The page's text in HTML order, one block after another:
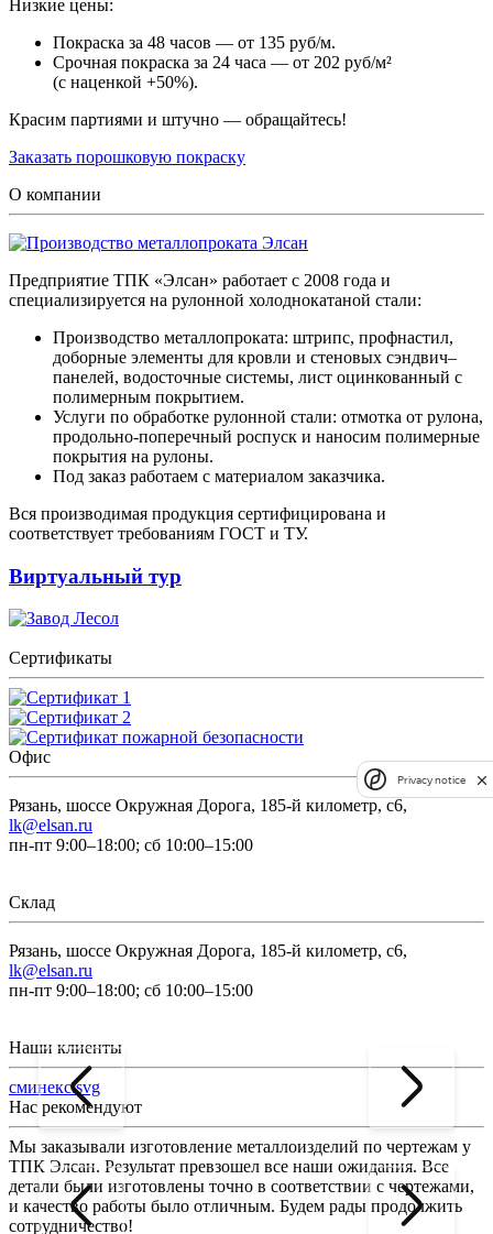
Низкие цены:
Покраска за 48 часов — от 135 руб/м.
Срочная покраска за 24 часа — от 202 руб/м²
(с наценкой +50%).
Красим партиями и штучно — обращайтесь!
Заказать порошковую покраску
О компании
Предприятие ТПК «Элсан» работает с 2008 года и
специализируется на рулонной холоднокатаной стали:
Производство металлопроката: штрипс, профнастил,
доборные элементы для кровли и стеновых сэндвич–
панелей, водосточные системы, лист оцинкованный с
полимерным покрытием.
Услуги по обработке рулонной стали: отмотка от рулона,
продольно-поперечный роспуск и наносим полимерные
покрытия на рулоны.
Под заказ работаем с материалом заказчика.
Вся производимая продукция сертифицирована и
соответствует требованиям ГОСТ и ТУ.
Виртуальный тур
Сертификаты
Офис
Рязань, шоссе Окружная Дорога, 185-й километр, с6,
lk@elsan.ru
пн-пт 9:00–18:00; сб 10:00–15:00
Склад
Рязань, шоссе Окружная Дорога, 185-й километр, с6,
lk@elsan.ru
пн-пт 9:00–18:00; сб 10:00–15:00
Наши клиенты
сминекс.svg
Нас рекомендуют
Мы заказывали изготовление металлоизделий по чертежам у
ТПК Элсан. Результат превзошел все наши ожидания. Все
детали были изготовлены точно в соответствии с чертежами,
и качество работы было отличным. Будем рады продолжить
сотрудничество!
Privacy notice